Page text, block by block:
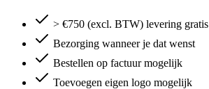
> €750 (excl. BTW) levering gratis
Bezorging wanneer je dat wenst
Bestellen op factuur mogelijk
Toevoegen eigen logo mogelijk